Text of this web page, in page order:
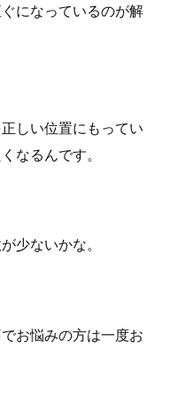
になっているのが解
しい位置にもってい
なるんです。
少ないかな。
お悩みの方は一度お